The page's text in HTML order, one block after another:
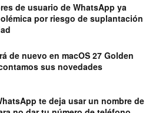
de usuario de WhatsApp ya
por riesgo de suplantación
de nuevo en macOS 27 Golden
sus novedades
te deja usar un nombre de